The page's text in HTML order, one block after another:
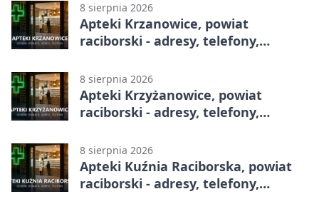
8 sierpnia 2026
Apteki Krzanowice, powiat
raciborski - adresy, telefony,
8 sierpnia 2026
Apteki Krzyżanowice, powiat
raciborski - adresy, telefony,
8 sierpnia 2026
Apteki Kuźnia Raciborska, powiat
raciborski - adresy, telefony,